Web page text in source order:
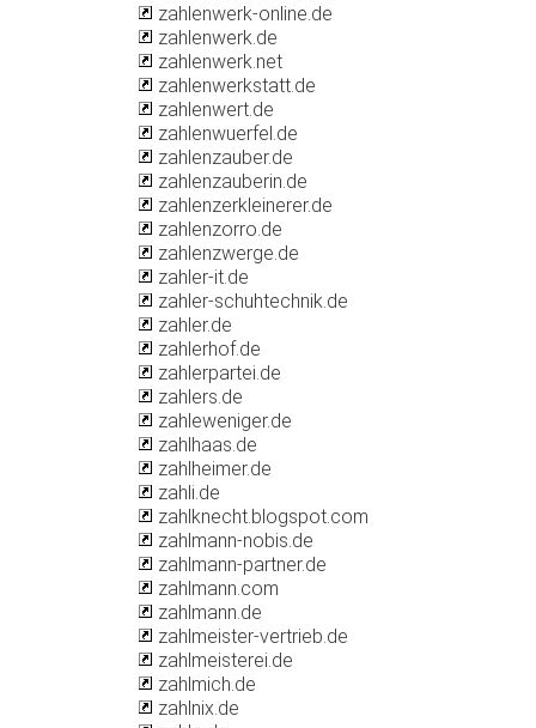
zahlenwerk-online.de
zahlenwerk.de
zahlenwerk.net
zahlenwerkstatt.de
zahlenwert.de
zahlenwuerfel.de
zahlenzauber.de
zahlenzauberin.de
zahlenzerkleinerer.de
zahlenzorro.de
zahlenzwerge.de
zahler-it.de
zahler-schuhtechnik.de
zahler.de
zahlerhof.de
zahlerpartei.de
zahlers.de
zahleweniger.de
zahlhaas.de
zahlheimer.de
zahli.de
zahlknecht.blogspot.com
zahlmann-nobis.de
zahlmann-partner.de
zahlmann.com
zahlmann.de
zahlmeister-vertrieb.de
zahlmeisterei.de
zahlmich.de
zahlnix.de